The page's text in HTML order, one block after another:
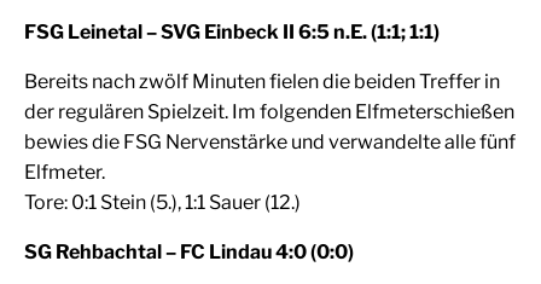
FSG Leinetal – SVG Einbeck II 6:5 n.E. (1:1; 1:1)
Bereits nach zwölf Minuten fielen die beiden Treffer in
der regulären Spielzeit. Im folgenden Elfmeterschießen
bewies die FSG Nervenstärke und verwandelte alle fünf
Elfmeter.
Tore: 0:1 Stein (5.), 1:1 Sauer (12.)
SG Rehbachtal – FC Lindau 4:0 (0:0)